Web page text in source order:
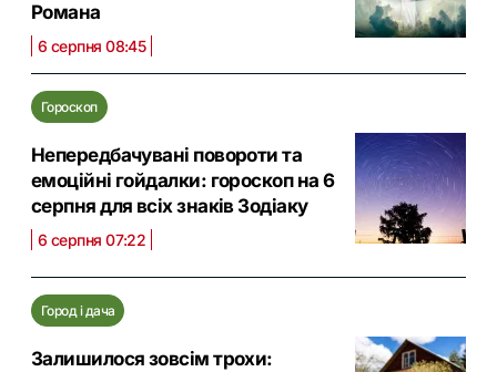
Романа
6 серпня 08:45
Гороскоп
Непередбачувані повороти та
емоційні гойдалки: гороскоп на 6
серпня для всіх знаків Зодіаку
6 серпня 07:22
Город і дача
Залишилося зовсім трохи: